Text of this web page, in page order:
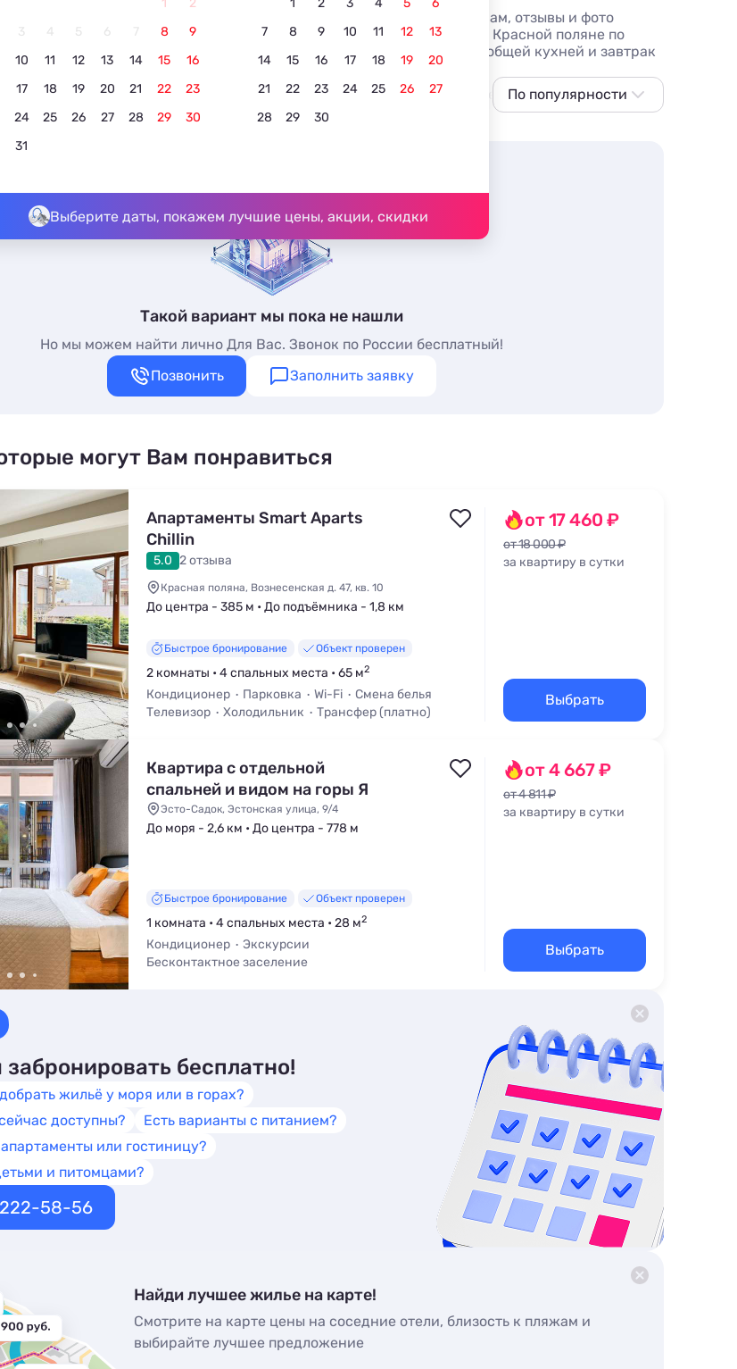
1
2
3
4 5 6 7 8
9
10
11 12 13 14 15
16
17
18 19 20 21 22
23
24
25 26 27 28 29
30
31
1 2 3 4 5
6
7
8 9 10 11 12
13
14
15 16 17 18 19
20
21
22 23 24 25 26
27
28
29 30
Выберите даты, покажем лучшие цены, акции, скидки
с акциями и скидками 2026, бронировать туры по лучшим ценам, отзывы и фото
предложения жилья в Красной поляне: отели, гостиницы. Жилье в Красной поляне по
- более 440 вариантов, от 1781 руб, номера с кухней в номере, общей кухней и завтрак
Недорого С питанием С детьми С бассейном с подогревом Лучшие
По популярности
Такой вариант мы пока не нашли
Но мы можем найти лично Для Вас. Звонок по России бесплатный!
Позвонить
Заполнить заявку
могут Вам понравиться
Апартаменты Smart Aparts
Chillin
5.0 2 отзыва
Красная поляна, Вознесенская д. 47, кв. 10
До центра - 385 м • До подъёмника - 1,8 км
Быстрое бронирование Объект проверен
2 комнаты • 4 спальных места • 65 м2
Кондиционер Парковка Wi-Fi
Смена белья
Телевизор
Холодильник Трансфер (платно)
от 17 460 ₽
от 18 000 ₽
за квартиру в сутки
Выбрать
Квартира с отдельной
спальней и видом на горы Я
на Море
Эсто-Садок, Эстонская улица, 9/4
До моря - 2,6 км • До центра - 778 м
Быстрое бронирование Объект проверен
1 комната • 4 спальных места • 28 м2
Кондиционер
Экскурсии
Бесконтактное заселение
от 4 667 ₽
от 4 811 ₽
за квартиру в сутки
Выбрать
бесплатно!
жильё у моря или в горах?
доступны?
Есть варианты с питанием?
или гостиницу?
и питомцами?
58-56
Найди лучшее жилье на карте!
Смотрите на карте цены на соседние отели, близость к пляжам и
выбирайте лучшее предложение